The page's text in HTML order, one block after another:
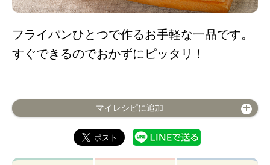
フライパンひとつで作るお手軽な一品です。
すぐできるのでおかずにピッタリ！
マイレシピに追加